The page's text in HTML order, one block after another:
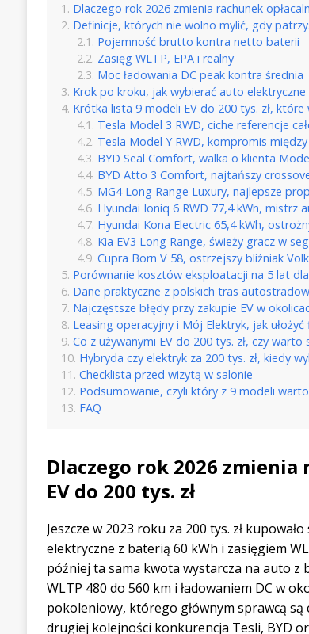
Dlaczego rok 2026 zmienia rachunek
Definicje, których nie wolno mylić, gdy
Pojemność brutto kontra netto baterii
Zasięg WLTP, EPA i realny
Moc ładowania DC peak kontra średnia
Krok po kroku, jak wybierać auto elektryczne
Krótka lista 9 modeli EV do 200 tys. zł,
Tesla Model 3 RWD, ciche referencje
Tesla Model Y RWD, kompromis
BYD Seal Comfort, walka o klienta
BYD Atto 3 Comfort, najtańszy
MG4 Long Range Luxury, najlepsze
Hyundai Ioniq 6 RWD 77,4 kWh, mistrz
Hyundai Kona Electric 65,4 kWh,
Kia EV3 Long Range, świeży gracz w
Cupra Born V 58, ostrzejszy bliźniak
Porównanie kosztów eksploatacji na 5 lat
Dane praktyczne z polskich tras
Najczęstsze błędy przy zakupie EV w
Leasing operacyjny i Mój Elektryk, jak ułożyć
Co z używanymi EV do 200 tys. zł, czy
Hybryda czy elektryk za 200 tys. zł, kiedy
Checklista przed wizytą w salonie
Podsumowanie, czyli który z 9 modeli
FAQ
Dlaczego rok 2026 zmienia
EV do 200 tys. zł
Jeszcze w 2023 roku za 200 tys. zł
elektryczne z baterią 60 kWh i zasięgiem
później ta sama kwota wystarcza na auto z
WLTP 480 do 560 km i ładowaniem DC w
pokoleniowy, którego głównym sprawcą są
drugiej kolejności konkurencja Tesli, BYD